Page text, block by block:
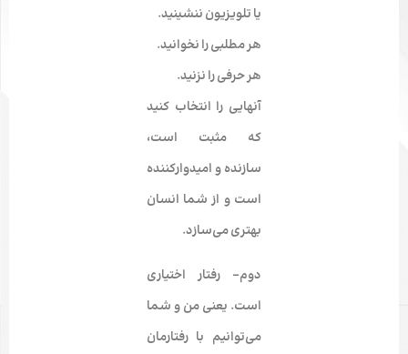
یا تلویزیون ننشینید.
هر مطلبی را نخوانید.
هر حرفی را نزنید.
آنهایی را انتخاب کنید
که مثبت است،
سازنده و امیدوارکننده
است و از شما انسان
بهتری می­‌سازد.
دوم- رفتار اختیاری
است. یعنی من و شما
می­‌توانیم با رفتارمان